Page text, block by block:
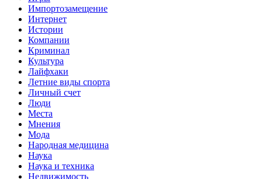
Импортозамещение
Интернет
Истории
Компании
Криминал
Культура
Лайфхаки
Летние виды спорта
Личный счет
Люди
Места
Мнения
Мода
Народная медицина
Наука
Наука и техника
Недвижимость